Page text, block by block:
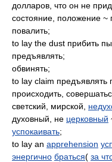
долларов, что он не
состояние, положение ~
повалить;
to lay the dust прибить
предъявлять;
обвинять;
to lay claim предъявлять
происходить,
светский, мирской,
духовный, не церковный
успокаивать;
to lay an apprehension
энергично браться( за